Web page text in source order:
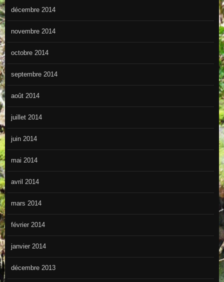
décembre 2014
novembre 2014
octobre 2014
septembre 2014
août 2014
juillet 2014
juin 2014
mai 2014
avril 2014
mars 2014
février 2014
janvier 2014
décembre 2013